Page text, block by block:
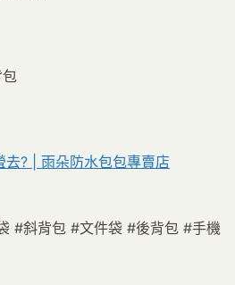
#斜背包 #文件袋 #後背包 #手機